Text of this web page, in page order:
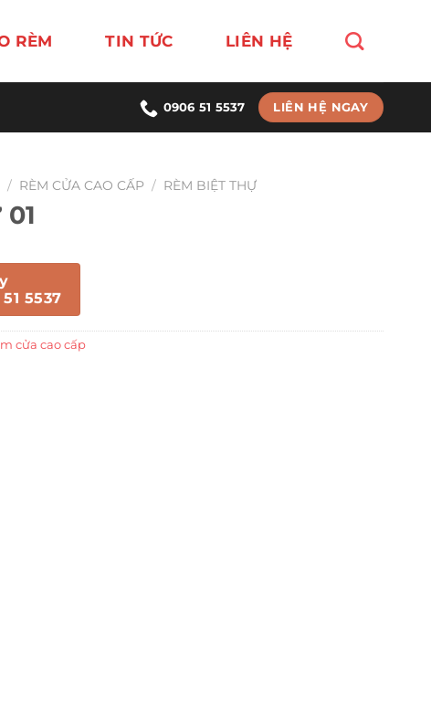
RÈM TIN TỨC LIÊN HỆ
0906 51 5537 LIÊN HỆ NGAY
/ RÈM CỬA CAO CẤP / RÈM BIỆT THỰ
5537
cửa cao cấp